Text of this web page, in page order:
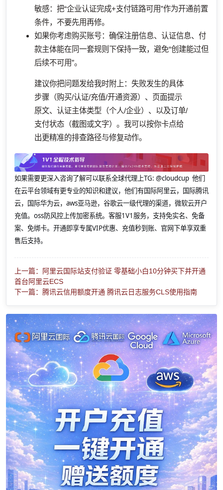
敏感：把“企业认证完成+支付链路可用”作为开通前置
条件，不要先用再修。
如果你考虑购买账号：确保注册信息、认证信息、付
款主体能在同一套规则下保持一致，避免“创建能过但
后续不可用”。
建议你把问题发给我时附上：失败发生的具体
步骤（购买/认证/充值/开通资源）、页面提示
原文、认证主体类型（个人/企业）、以及订单/
支付状态（截图或文字）。我可以按你卡点给
出更精准的排查路径与修复动作。
如果需要更深入咨询了解可以联系全球代理上TG: @cloudcup 他们
在云平台领域有更专业的知识和建议，他们有国际阿里云，国际腾讯
云，国际华为云，aws亚马逊，谷歌云一级代理的渠道，微软云开户
充值。oss防风控上传加密系统。客服1V1服务，支持免实名、免备
案、免绑卡。开通即享专属VIP优惠、充值秒到账、官网下单享双重
售后支持。
上一篇：阿里云国际站支付验证 零基础小白10分钟买下并开通
首台阿里云ECS
下一篇：腾讯云信用额度开通 腾讯云日志服务CLS使用指南